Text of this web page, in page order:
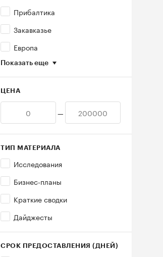
Прибалтика
Закавказье
Европа
Показать еще
ЦЕНА
—
ТИП МАТЕРИАЛА
Исследования
Бизнес-планы
Краткие сводки
Дайджесты
СРОК ПРЕДОСТАВЛЕНИЯ (ДНЕЙ)